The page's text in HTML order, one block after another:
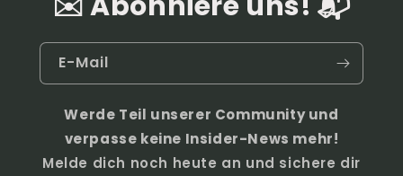
E-Mail
Werde Teil unserer Community und
verpasse keine Insider-News mehr!
Melde dich noch heute an und sichere dir